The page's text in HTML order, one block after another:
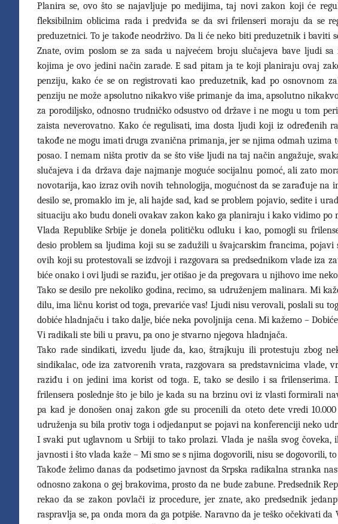
Planira se, ovo što se najavljuje po medijima, taj novi zakon koji će
fleksibilnim oblicima rada i predviđa se da svi frilenseri moraju da se
preduzetnici. To je takođe neodrživo. Da li će neko biti preduzetnik i baviti
Znate, ovim poslom se za sada u najvećem broju slučajeva bave ljudi
kojima je ovo jedini način zarade. E sad pitam ja te koji planiraju ovaj
penziju, kako će se on registrovati kao preduzetnik, kad po osnovnom
penziju ne može apsolutno nikakvo više primanje da ima, apsolutno
za porodiljsko, odnosno trudničko odsustvo od države i ne mogu u tom
zaista neverovatno. Kako će regulisati, ima dosta ljudi koji iz određenih
takođe ne mogu imati druga zvanična primanja, jer se njima odmah uzima
posao. I nemam ništa protiv da se što više ljudi na taj način angažuje,
slučajeva i da država daje najmanje moguće socijalnu pomoć, ali zato
novotarija, kao izraz ovih novih tehnologija, mogućnost da se zarađuje
desilo se, promaklo im je, ali hajde sad, kad se problem pojavio, sedite i
situaciju ako budu doneli ovakav zakon kako ga planiraju i kako vidimo po
Vlada Republike Srbije je donela političku odluku i kao, pomogli su
desio problem sa ljudima koji su se zadužili u švajcarskim francima,
ovih koji su protestovali se izdvoji i razgovara sa predsednikom vlade iza
biće onako i ovi ljudi se raziđu, jer otišao je da pregovara u njihovo ime
Tako se desilo pre nekoliko godina, recimo, sa udruženjem malinara. Mi
dilu, ima ličnu korist od toga, prevariće vas! Ljudi nisu verovali, poslali su
dobiće hladnjaču i tako dalje, biće neka povoljnija cena. Mi kažemo –
Vi radikali ste bili u pravu, pa ono je stvarno njegova hladnjača.
Tako rade sindikati, izvedu ljude da, kao, štrajkuju ili protestuju zbog
sindikalac, ode iza zatvorenih vrata, razgovara sa predstavnicima vlade,
raziđu i on jedini ima korist od toga. E, tako se desilo i sa
frilensera poslednje što je bilo je kada su na brzinu ovi iz vlasti formirali
pa kad je donošen onaj zakon gde su procenili da oteto dete vredi
udruženja su bila protiv toga i odjedanput se pojavi na konferenciji neko
I svaki put uglavnom u Srbiji to tako prolazi. Vlada je našla svog
javnosti i što vlada kaže – Mi smo se s njima dogovorili, nisu se dogovorili,
Takođe želimo danas da podsetimo javnost da Srpska radikalna stranka
odnosno zakona o gej brakovima, prosto da ne bude zabune. Predsednik
rekao da se zakon povlači iz procedure, jer znate, ako predsednik
raspravlja se, pa onda mora da ga potpiše. Naravno da je teško očekivati